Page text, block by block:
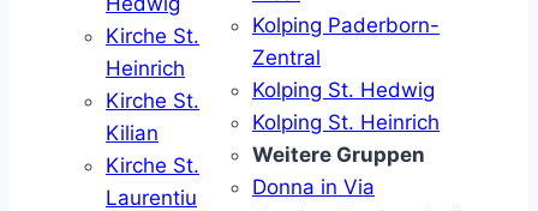
Kirche St.
Heinrich
Kirche St.
Kilian
Kirche St.
Laurentiu
Kolping Paderborn-
Zentral
Kolping St. Hedwig
Kolping St. Heinrich
Weitere Gruppen
Donna in Via